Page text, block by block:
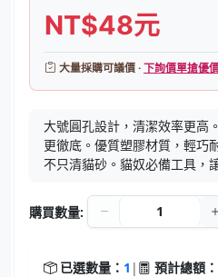
NT$48元
大量採購可議價 ·下詢價單搶優
大號圓孔設計，清潔效率更高
更徹底。優質塑膠材質，輕巧
不只清貓砂。貓奴必備工具，
購買數量:
已選數量： 1 | 預計總額：